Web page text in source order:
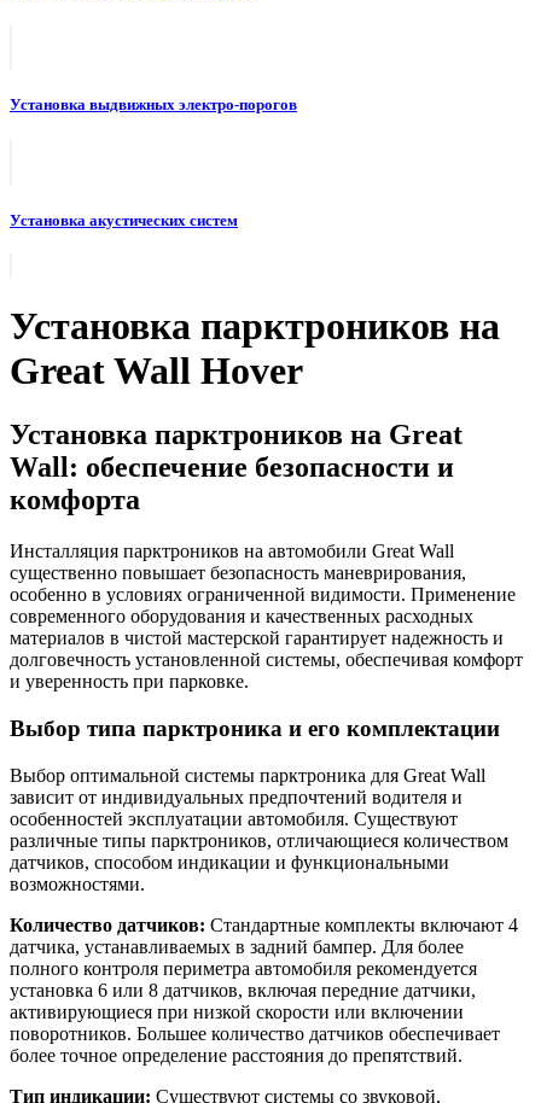
Установка выдвижных электро-порогов
Установка акустических систем
Установка парктроников на
Great Wall Hover
Установка парктроников на Great
Wall: обеспечение безопасности и
комфорта
Инсталляция парктроников на автомобили Great Wall
существенно повышает безопасность маневрирования,
особенно в условиях ограниченной видимости. Применение
современного оборудования и качественных расходных
материалов в чистой мастерской гарантирует надежность и
долговечность установленной системы, обеспечивая комфорт
и уверенность при парковке.
Выбор типа парктроника и его комплектации
Выбор оптимальной системы парктроника для Great Wall
зависит от индивидуальных предпочтений водителя и
особенностей эксплуатации автомобиля. Существуют
различные типы парктроников, отличающиеся количеством
датчиков, способом индикации и функциональными
возможностями.
Количество датчиков: Стандартные комплекты включают 4
датчика, устанавливаемых в задний бампер. Для более
полного контроля периметра автомобиля рекомендуется
установка 6 или 8 датчиков, включая передние датчики,
активирующиеся при низкой скорости или включении
поворотников. Большее количество датчиков обеспечивает
более точное определение расстояния до препятствий.
Тип индикации: Существуют системы со звуковой,